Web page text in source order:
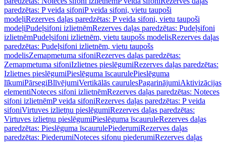
paredzētas: P veida sifoniP veida sifoni, vietu taupoši
modeļiRezerves daļas paredzētas: P veida sifoni, vietu taupoši
modeļiPudeļsifoni izlietnēmRezerves daļas paredzētas: Pudeļsifoni
izlietnēmPudeļsifoni izlietnēm, vietu taupošs modelisRezerves daļas
paredzētas: Pudeļsifoni izlietnēm, vietu taupošs
modelisZemapmetuma sifoniRezerves daļas paredzētas:
Zemapmetuma sifoniIzlietnes pieslēgumiRezerves daļas paredzētas:
Izlietnes pieslēgumiPieslēguma īscaurulePieslēguma
līkumiPārsegiBlīvējumiVertikālās caurulesPagarinājumiAktivizācijas
elementiNoteces sifoni izlietnēmRezerves daļas paredzētas: Noteces
sifoni izlietnēmP veida sifoniRezerves daļas paredzētas: P veida
sifoniVirtuves izlietņu pieslēgumiRezerves daļas paredzētas:
Virtuves izlietņu pieslēgumiPieslēguma īscauruleRezerves daļas
paredzētas: Pieslēguma īscaurulePiederumiRezerves daļas
paredzētas: PiederumiNoteces sifonu piederumiRezerves daļas